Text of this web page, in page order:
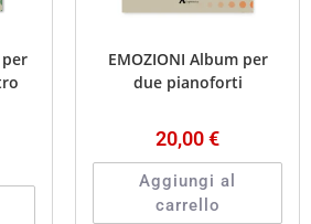
per
EMOZIONI Album per
due pianoforti
20,00€
Aggiungi al
carrello